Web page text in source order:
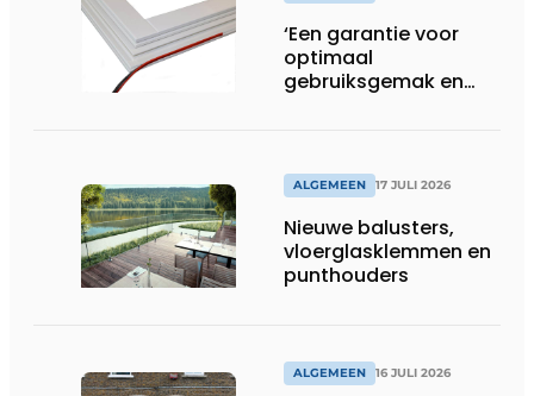
‘Een garantie voor
optimaal
gebruiksgemak en
ALGEMEEN 17 JULI 2026
Nieuwe balusters,
vloerglasklemmen en
punthouders
ALGEMEEN 16 JULI 2026